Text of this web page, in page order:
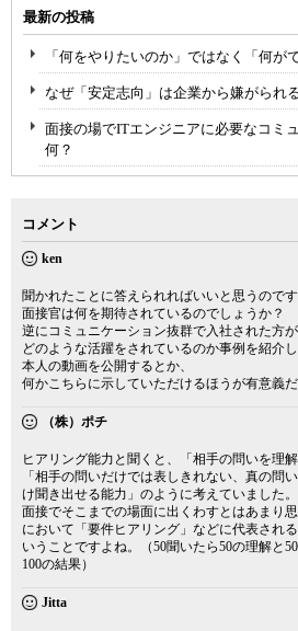
最新の投稿
「何をやりたいのか」ではなく「何が
なぜ「安定志向」は企業から嫌がられ
面接の場でITエンジニアに必要なコミ
何？
コメント
ken
聞かれたことに答えられればいいと思うのです
面接官は何を期待されているのでしょうか？
逆にコミュニケーション抜群で入社された方が
どのような活躍をされているのか事例を紹介し
本人の動画を公開するとか、
何かこちらに示していただけるほうが有意義だ
（株）ポチ
ヒアリング能力と聞くと、「相手の問いを理
「相手の問いだけでは表しきれない、真の問
け聞き出せる能力」のように考えていました。
面接でそこまでの場面に出くわすとはあまり
において「要件ヒアリング」などに代表され
いうことですよね。（50聞いたら50の理解と
100の結果）
Jitta